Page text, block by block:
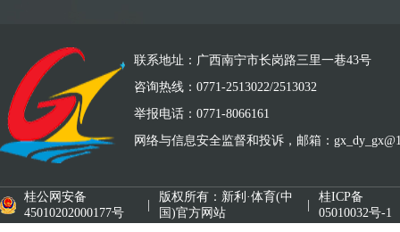
联系地址：广西南宁市长岗路三里一巷43号
咨询热线：0771-2513022/2513032
举报电话：0771-8066161
网络与信息安全监督和投诉，邮箱：
桂公网安备
45010202000177号
版权所有：新利·体育(中
国)官方网站
桂ICP备
05010032号-1